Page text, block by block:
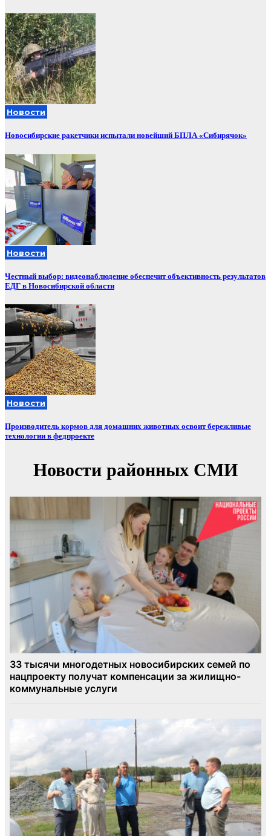
Новости
Новосибирские ракетчики испытали новейший БПЛА «Сибирячок»
Новости
Честный выбор: видеонаблюдение обеспечит объективность результатов
ЕДГ в Новосибирской области
Новости
Производитель кормов для домашних животных освоит бережливые
технологии в федпроекте